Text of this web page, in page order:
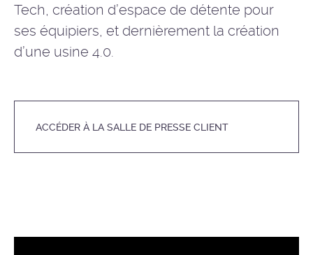
Tech, création d’espace de détente pour
ses équipiers, et dernièrement la création
d’une usine 4.0.
ACCÉDER À LA SALLE DE PRESSE CLIENT